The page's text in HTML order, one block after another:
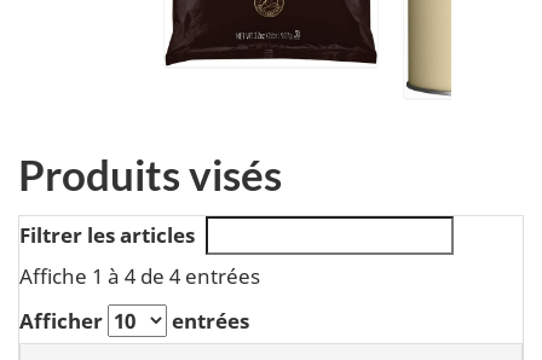
Produits visés
Filtrer les articles
Affiche 1 à 4 de 4 entrées
Afficher
entrées